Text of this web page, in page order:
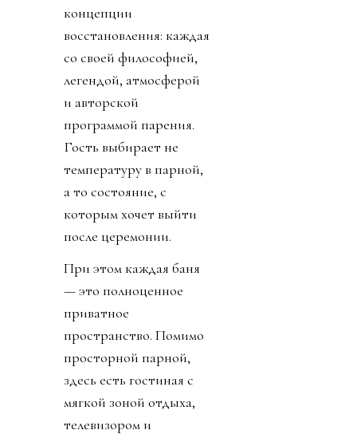
концепции
восстановления: каждая
со своей философией,
легендой, атмосферой
и авторской
программой парения.
Гость выбирает не
температуру в парной,
а то состояние, с
которым хочет выйти
после церемонии.
При этом каждая баня
— это полноценное
приватное
пространство. Помимо
просторной парной,
здесь есть гостиная с
мягкой зоной отдыха,
телевизором и